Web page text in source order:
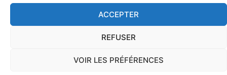
ACCEPTER
REFUSER
VOIR LES PRÉFÉRENCES
paiement en ligne
à intégrer dans d’autres
solutions.
proposer un accès payant à un
. En se rendant sur un cours il est